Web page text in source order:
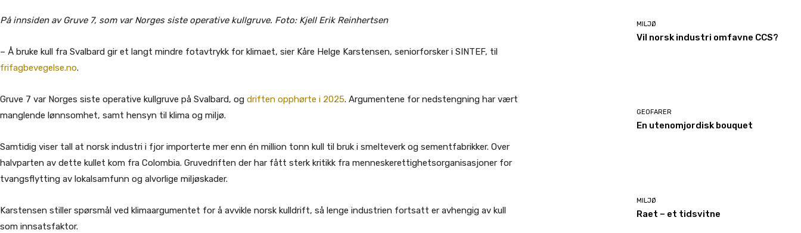
På innsiden av Gruve 7, som var Norges siste operative kullgruve. Foto: Kjell Erik Reinhertsen
– Å bruke kull fra Svalbard gir et langt mindre fotavtrykk for klimaet, sier Kåre Helge Karstensen, seniorforsker i SINTEF, til
frifagbevegelse.no.
Gruve 7 var Norges siste operative kullgruve på Svalbard, og driften opphørte i 2025. Argumentene for nedstengning har vært
manglende lønnsomhet, samt hensyn til klima og miljø.
Samtidig viser tall at norsk industri i fjor importerte mer enn én million tonn kull til bruk i smelteverk og sementfabrikker. Over
halvparten av dette kullet kom fra Colombia. Gruvedriften der har fått sterk kritikk fra menneskerettighetsorganisasjoner for
tvangsflytting av lokalsamfunn og alvorlige miljøskader.
Karstensen stiller spørsmål ved klimaargumentet for å avvikle norsk kulldrift, så lenge industrien fortsatt er avhengig av kull
som innsatsfaktor.
MILJØ
Vil norsk industri omfavne CCS?
GEOFARER
En utenomjordisk bouquet
MILJØ
Raet – et tidsvitne